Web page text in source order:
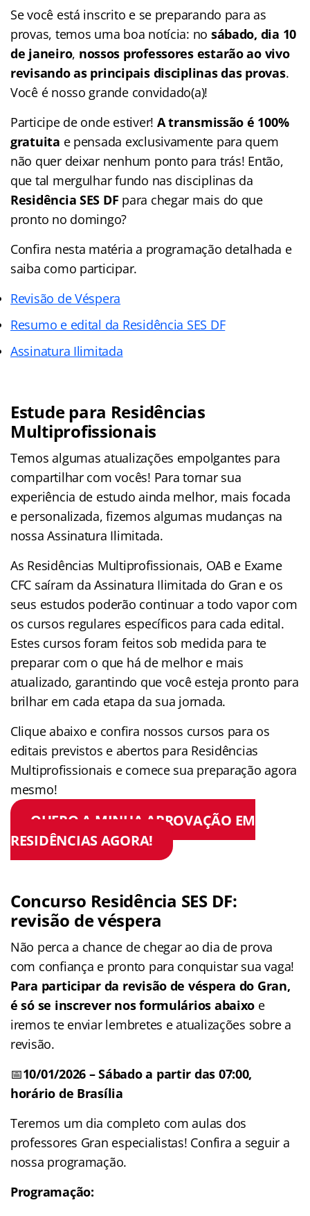
Se você está inscrito e se preparando para as
provas, temos uma boa notícia: no sábado, dia 10
de janeiro, nossos professores estarão ao vivo
revisando as principais disciplinas das provas.
Você é nosso grande convidado(a)!
Participe de onde estiver! A transmissão é 100%
gratuita e pensada exclusivamente para quem
não quer deixar nenhum ponto para trás! Então,
que tal mergulhar fundo nas disciplinas da
Residência SES DF para chegar mais do que
pronto no domingo?
Confira nesta matéria a programação detalhada e
saiba como participar.
Revisão de Véspera
Resumo e edital da Residência SES DF
Assinatura Ilimitada
Estude para Residências
Multiprofissionais
Temos algumas atualizações empolgantes para
compartilhar com vocês! Para tornar sua
experiência de estudo ainda melhor, mais focada
e personalizada, fizemos algumas mudanças na
nossa Assinatura Ilimitada.
As Residências Multiprofissionais, OAB e Exame
CFC saíram da Assinatura Ilimitada do Gran e os
seus estudos poderão continuar a todo vapor com
os cursos regulares específicos para cada edital.
Estes cursos foram feitos sob medida para te
preparar com o que há de melhor e mais
atualizado, garantindo que você esteja pronto para
brilhar em cada etapa da sua jornada.
Clique abaixo e confira nossos cursos para os
editais previstos e abertos para Residências
Multiprofissionais e comece sua preparação agora
mesmo!
QUERO A MINHA APROVAÇÃO EM
RESIDÊNCIAS AGORA!
Concurso Residência SES DF:
revisão de véspera
Não perca a chance de chegar ao dia de prova
com confiança e pronto para conquistar sua vaga!
Para participar da revisão de véspera do Gran,
é só se inscrever nos formulários abaixo e
iremos te enviar lembretes e atualizações sobre a
revisão.
📅10/01/2026 – Sábadoa partir das 07:00,
horário de Brasília
Teremos um dia completo com aulas dos
professores Gran especialistas! Confira a seguir a
nossa programação.
Programação: